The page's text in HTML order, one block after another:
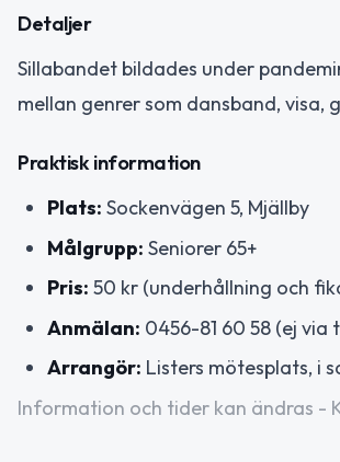
Detaljer
Sillabandet bildades under
mellan genrer som dansband, visa,
Praktisk information
Plats: Sockenvägen 5, Mjällby
Målgrupp: Seniorer 65+
Pris: 50 kr (underhållning och
Anmälan: 0456-81 60 58 (ej via
Arrangör: Listers mötesplats, i
Information och tider kan ändras -